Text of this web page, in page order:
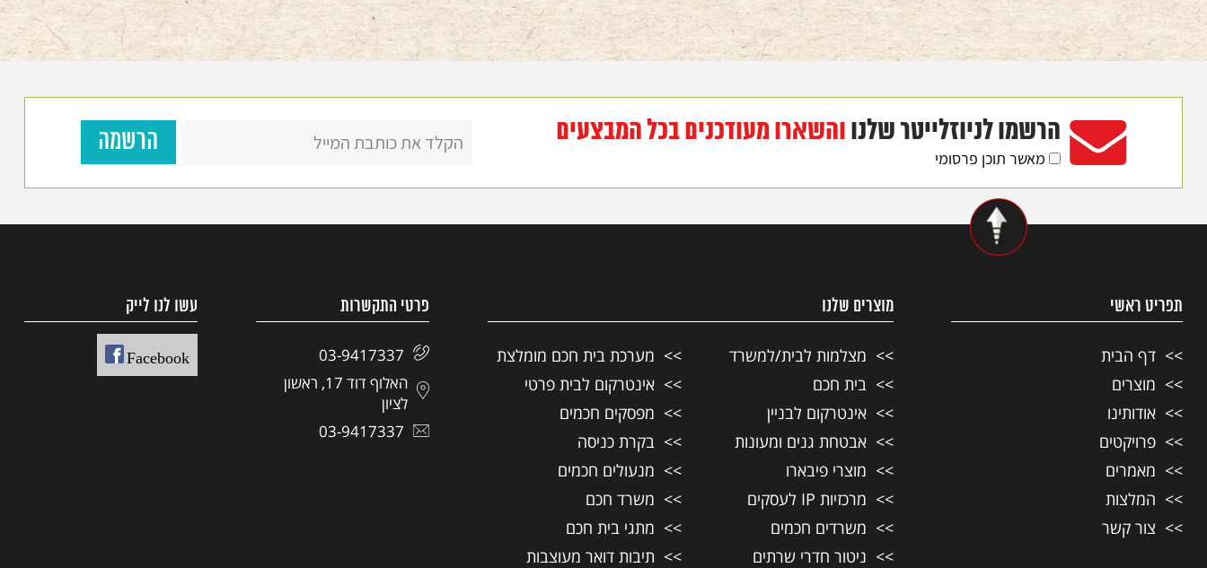
הרשמו לניוזלייטר שלנווהשארו מעודכנים בכל המבצעים
מאשר תוכן פרסומי
תפריט ראשי
דף הבית
מוצרים
אודותינו
פרויקטים
מאמרים
המלצות
צור קשר
מוצרים שלנו
מצלמות לבית/למשרד
מערכת בית חכם מומלצת
בית חכם
אינטרקום לבית פרטי
אינטרקום לבניין
מפסקים חכמים
אבטחת גנים ומעונות
בקרת כניסה
מוצרי פיבארו
מנעולים חכמים
מרכזיות IP לעסקים
משרד חכם
משרדים חכמים
מתגי בית חכם
ניטור חדרי שרתים
תיבות דואר מעוצבות
פרטי התקשרות
03-9417337
האלוף דוד 17, ראשון
לציון
03-9417337
עשו לנו לייק
Facebook